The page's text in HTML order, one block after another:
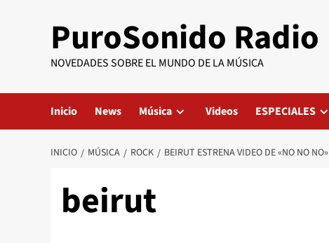
PuroSonido Radio
NOVEDADES SOBRE EL MUNDO DE LA MÚSICA
Inicio News Música Videos ESPECIALES
INICIO MÚSICA ROCK BEIRUT ESTRENA VIDEO DE «NO NO NO»
beirut